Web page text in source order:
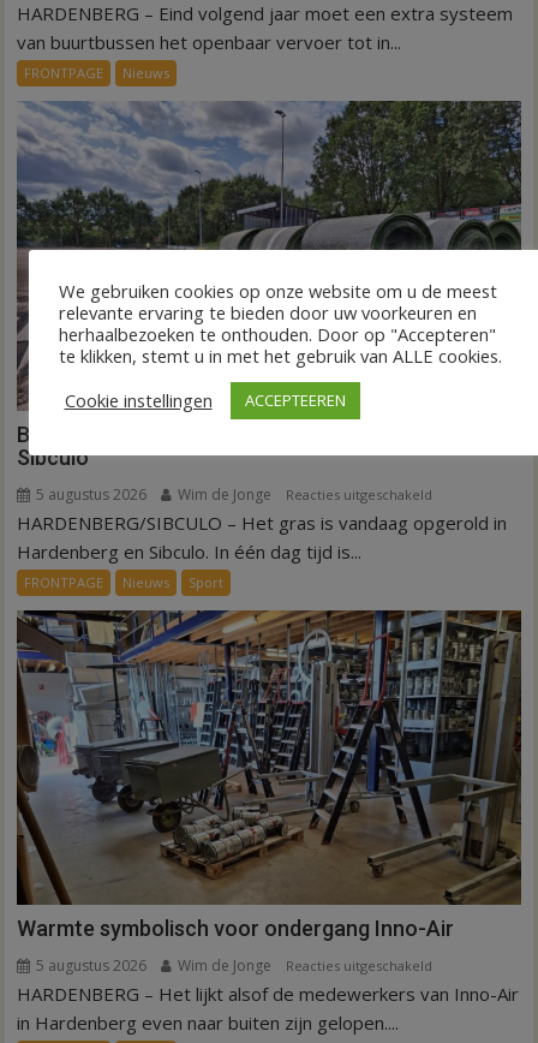
Nieuw
alle
kernen
Hardenberg
HARDENBERG – Eind volgend jaar moet een extra systeem
van buurtbussen het openbaar vervoer tot in...
FRONTPAGE Nieuws
Binnen een dag is kunstgras weg in Hardenberg en
Sibculo
5 augustus 2026 Wim de Jonge Reacties uitgeschakeld
Binnen
kunstgras
weg
in
Hardenberg
en
Sibculo
HARDENBERG/SIBCULO – Het gras is vandaag opgerold in
Hardenberg en Sibculo. In één dag tijd is...
FRONTPAGE Nieuws Sport
Warmte symbolisch voor ondergang Inno-Air
5 augustus 2026 Wim de Jonge Reacties uitgeschakeld
Warmte
HARDENBERG – Het lijkt alsof de medewerkers van Inno-Air
in Hardenberg even naar buiten zijn gelopen....
We gebruiken cookies op onze website om u de meest
relevante ervaring te bieden door uw voorkeuren en
herhaalbezoeken te onthouden. Door op "Accepteren"
te klikken, stemt u in met het gebruik van ALLE cookies.
Cookie instellingen
ACCEPTEEREN